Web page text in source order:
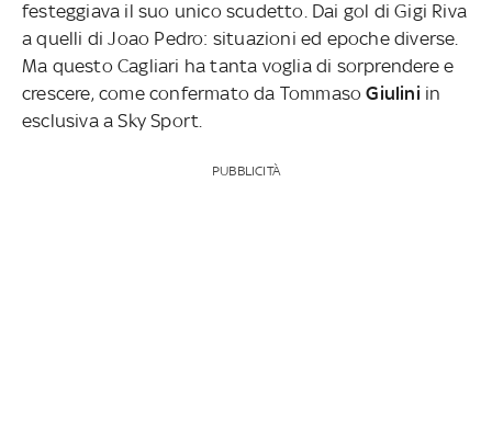
festeggiava il suo unico scudetto. Dai gol di Gigi Riva
a quelli di Joao Pedro: situazioni ed epoche diverse.
Ma questo Cagliari ha tanta voglia di sorprendere e
crescere, come confermato da TommasoGiulini in
esclusiva a Sky Sport.
PUBBLICITÀ